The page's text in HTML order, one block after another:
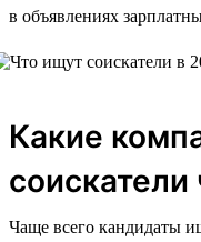
в объявлениях
Какие
Чаще всего кандидаты